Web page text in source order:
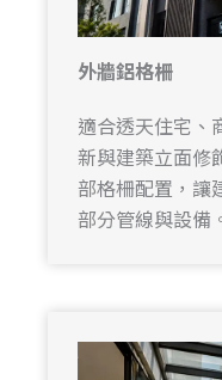
外牆鋁格柵
適合透天住宅、
新與建築立面修
部格柵配置，讓
部分管線與設備